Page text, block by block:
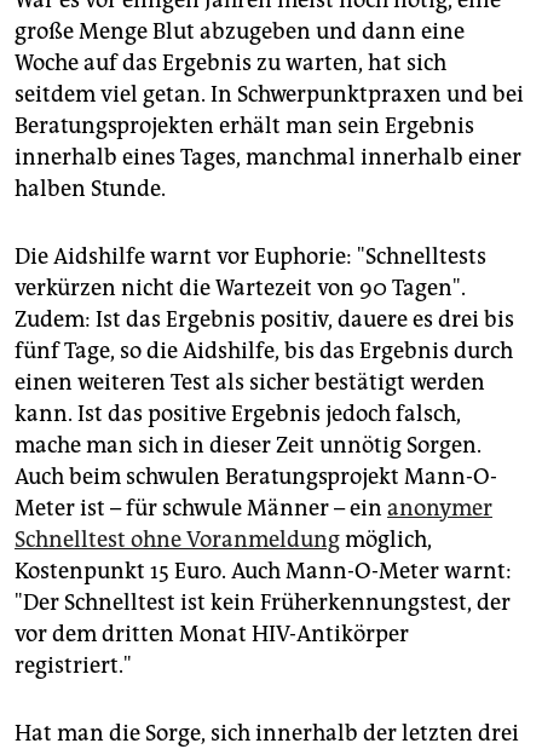
große Menge Blut abzugeben und dann eine
Woche auf das Ergebnis zu warten, hat sich
seitdem viel getan. In Schwerpunktpraxen und bei
Beratungsprojekten erhält man sein Ergebnis
innerhalb eines Tages, manchmal innerhalb einer
halben Stunde.
Die Aidshilfe warnt vor Euphorie: "Schnelltests
verkürzen nicht die Wartezeit von 90 Tagen".
Zudem: Ist das Ergebnis positiv, dauere es drei bis
fünf Tage, so die Aidshilfe, bis das Ergebnis durch
einen weiteren Test als sicher bestätigt werden
kann. Ist das positive Ergebnis jedoch falsch,
mache man sich in dieser Zeit unnötig Sorgen.
Auch beim schwulen Beratungsprojekt Mann-O-
Meter ist – für schwule Männer – ein anonymer
Schnelltest ohne Voranmeldungmöglich,
Kostenpunkt 15 Euro. Auch Mann-O-Meter warnt:
"Der Schnelltest ist kein Früherkennungstest, der
vor dem dritten Monat HIV-Antikörper
registriert."
Hat man die Sorge, sich innerhalb der letzten drei